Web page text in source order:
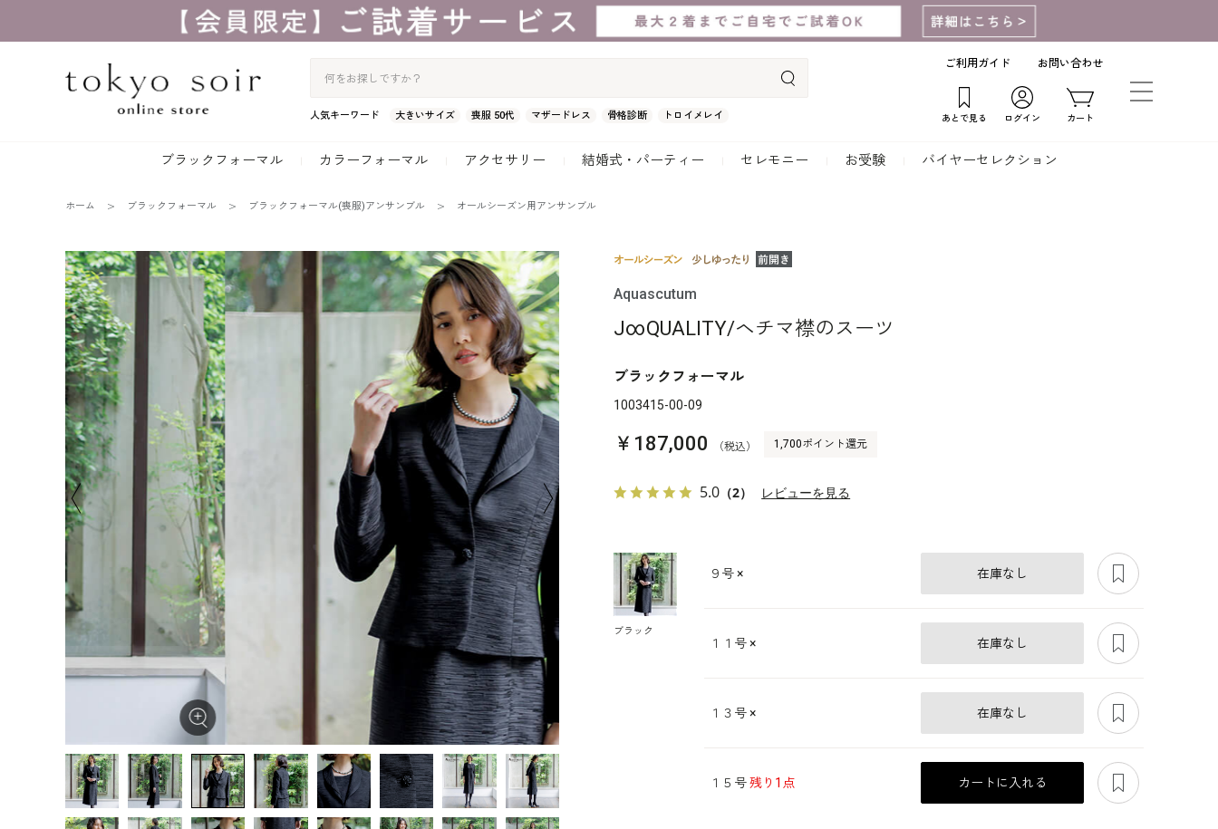
人気キーワード 大きいサイズ 喪服 50代 マザードレス 骨格診断 トロイメレイ
ご利用ガイド お問い合わせ
あとで見る ログイン カート
ブラックフォーマル カラーフォーマル アクセサリー 結婚式・パーティー セレモニー お受験 バイヤーセレクション
ホーム ブラックフォーマル ブラックフォーマル(喪服)アンサンブル オールシーズン用アンサンブル
Aquascutum
J∞QUALITY/ヘチマ襟のスーツ
ブラックフォーマル
1003415-00-09
￥187,000 （税込） 1,700ポイント還元
5.0 （2） レビューを見る
ブラック
９号× 在庫なし
１１号× 在庫なし
１３号× 在庫なし
１５号残り1点 カートに入れる